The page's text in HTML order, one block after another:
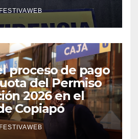
FESTIVAWEB
proceso de pago
del Permiso
2026 en el
Copiapó
FESTIVAWEB